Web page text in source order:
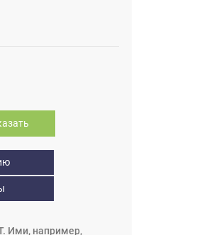
Ими, например,